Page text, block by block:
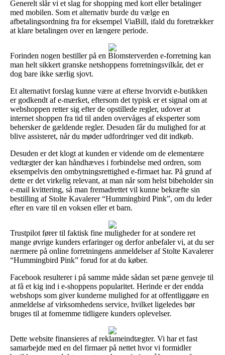
Generelt slår vi et slag for shopping med kort eller betalinger
med mobilen. Som et alternativ burde du vælge en
afbetalingsordning fra for eksempel ViaBill, ifald du foretrækker
at klare betalingen over en længere periode.
Forinden nogen bestiller på en Blomsterverden e-forretning kan
man helt sikkert granske netshoppens forretningsvilkår, det er
dog bare ikke særlig sjovt.
Et alternativt forslag kunne være at efterse hvorvidt e-butikken
er godkendt af e-mærket, eftersom det typisk er et signal om at
webshoppen retter sig efter de opstillede regler, udover at
internet shoppen fra tid til anden overvåges af eksperter som
behersker de gældende regler. Desuden får du mulighed for at
blive assisteret, når du møder udfordringer ved dit indkøb.
Desuden er det klogt at kunden er vidende om de elementære
vedtægter der kan håndhæves i forbindelse med ordren, som
eksempelvis den ombytningsrettighed e-firmaet har. På grund af
dette er det virkelig relevant, at man når som helst bibeholder sin
e-mail kvittering, så man fremadrettet vil kunne bekræfte sin
bestilling af Stolte Kavalerer “Hummingbird Pink”, om du leder
efter en vare til en voksen eller et barn.
Trustpilot fører til faktisk fine muligheder for at sondere ret
mange øvrige kunders erfaringer og derfor anbefaler vi, at du ser
nærmere på online forretningens anmeldelser af Stolte Kavalerer
“Hummingbird Pink” forud for at du køber.
Facebook resulterer i på samme måde sådan set pæne genveje til
at få et kig ind i e-shoppens popularitet. Herinde er der endda
webshops som giver kunderne mulighed for at offentliggøre en
anmeldelse af virksomhedens service, hvilket ligeledes bør
bruges til at fornemme tidligere kunders oplevelser.
Dette website finansieres af reklameindtægter. Vi har et fast
samarbejde med en del firmaer på nettet hvor vi formidler